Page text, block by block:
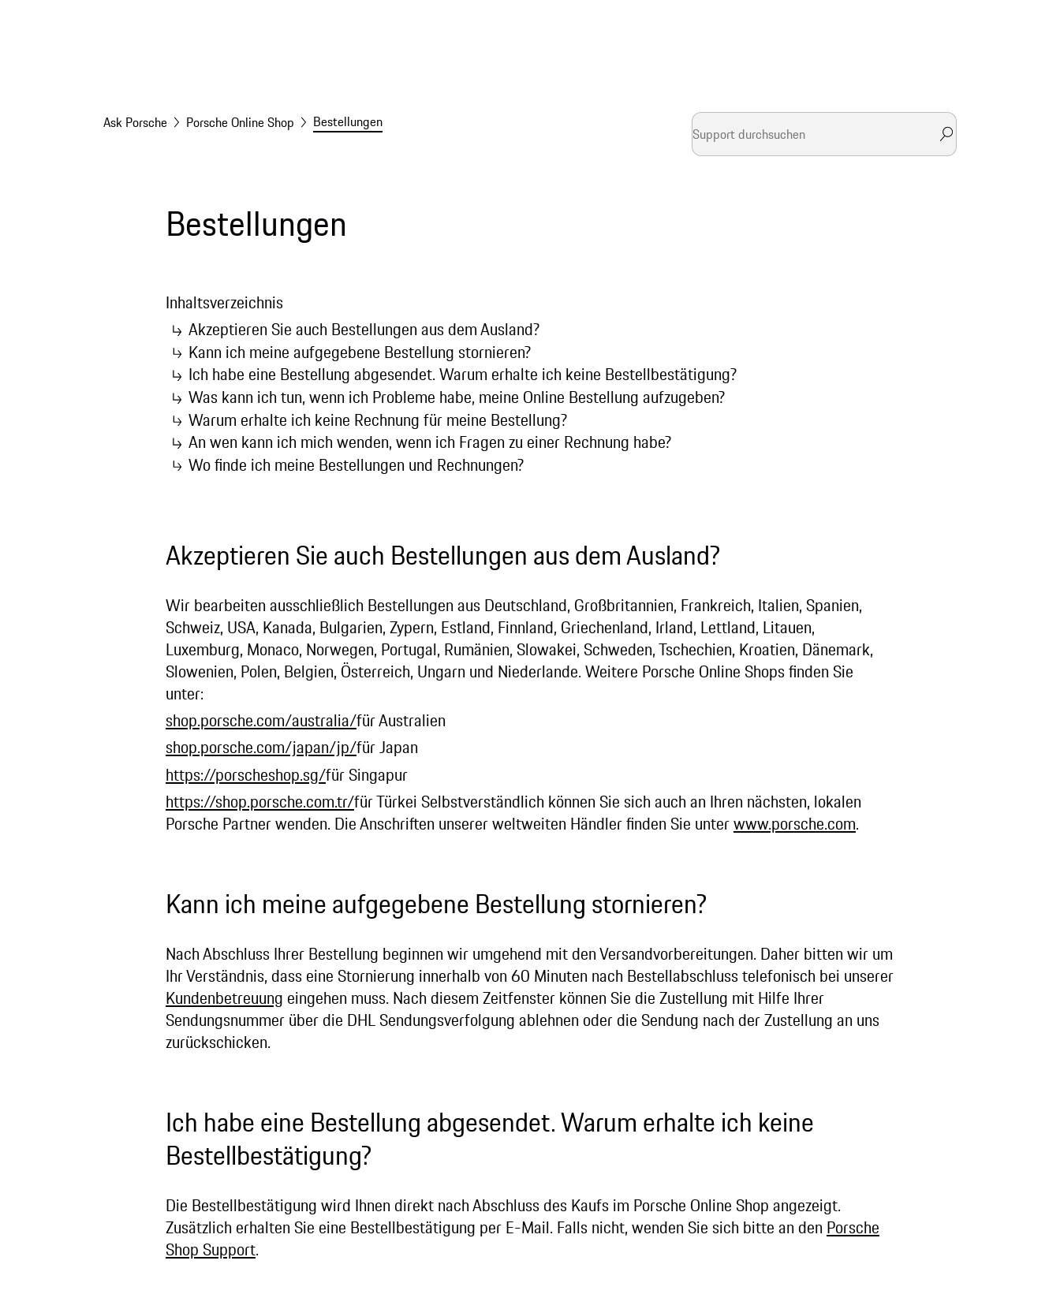
Ask Porsche Porsche Online Shop Bestellungen
Bestellungen
Inhaltsverzeichnis
Akzeptieren Sie auch Bestellungen aus dem Ausland?
Kann ich meine aufgegebene Bestellung stornieren?
Ich habe eine Bestellung abgesendet. Warum erhalte ich keine Bestellbestätigung?
Was kann ich tun, wenn ich Probleme habe, meine Online Bestellung aufzugeben?
Warum erhalte ich keine Rechnung für meine Bestellung?
An wen kann ich mich wenden, wenn ich Fragen zu einer Rechnung habe?
Wo finde ich meine Bestellungen und Rechnungen?
Akzeptieren Sie auch Bestellungen aus dem Ausland?
Wir bearbeiten ausschließlich Bestellungen aus Deutschland, Großbritannien, Frankreich, Italien, Spanien,
Schweiz, USA, Kanada, Bulgarien, Zypern, Estland, Finnland, Griechenland, Irland, Lettland, Litauen,
Luxemburg, Monaco, Norwegen, Portugal, Rumänien, Slowakei, Schweden, Tschechien, Kroatien, Dänemark,
Slowenien, Polen, Belgien, Österreich, Ungarn und Niederlande. Weitere Porsche Online Shops finden Sie
unter:
shop.porsche.com/australia/für Australien
shop.porsche.com/japan/jp/für Japan
https://porscheshop.sg/für Singapur
https://shop.porsche.com.tr/für Türkei Selbstverständlich können Sie sich auch an Ihren nächsten, lokalen
Porsche Partner wenden. Die Anschriften unserer weltweiten Händler finden Sie unterwww.porsche.com.
Kann ich meine aufgegebene Bestellung stornieren?
Nach Abschluss Ihrer Bestellung beginnen wir umgehend mit den Versandvorbereitungen. Daher bitten wir um
Ihr Verständnis, dass eine Stornierung innerhalb von 60 Minuten nach Bestellabschluss telefonisch bei unserer
Kundenbetreuung eingehen muss. Nach diesem Zeitfenster können Sie die Zustellung mit Hilfe Ihrer
Sendungsnummer über die DHL Sendungsverfolgung ablehnen oder die Sendung nach der Zustellung an uns
zurückschicken.
Ich habe eine Bestellung abgesendet. Warum erhalte ich keine
Bestellbestätigung?
Die Bestellbestätigung wird Ihnen direkt nach Abschluss des Kaufs im Porsche Online Shop angezeigt.
Zusätzlich erhalten Sie eine Bestellbestätigung per E-Mail. Falls nicht, wenden Sie sich bitte an den Porsche
Shop Support.